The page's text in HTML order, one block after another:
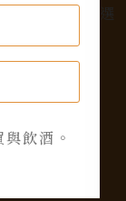
飲酒。
都有廣泛的選